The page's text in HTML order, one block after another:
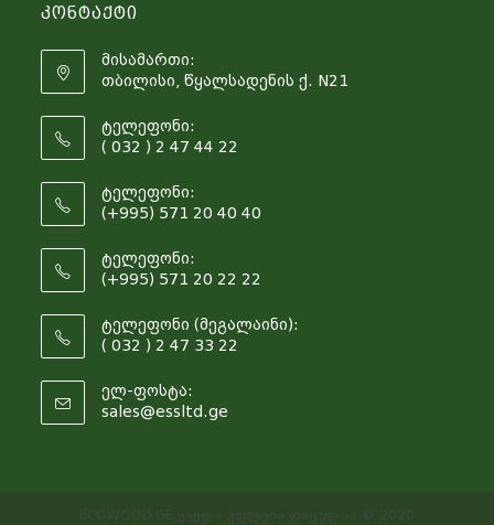
Კონტაქტი
მისამართი:
თბილისი, წყალსადენის ქ. N21
ტელეფონი:
( 032 ) 2 47 44 22
ტელეფონი:
(+995) 571 20 40 40
ტელეფონი:
(+995) 571 20 22 22
ტელეფონი (მეგალაინი):
( 032 ) 2 47 33 22
ელ-ფოსტა:
sales@essltd.ge
ECOWOOD.GE ყველა უფლება დაცულია © 2020